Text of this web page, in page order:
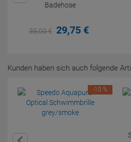
Badehose
35,00€ 29,75 €
Kunden haben sich auch folgende
-10 %